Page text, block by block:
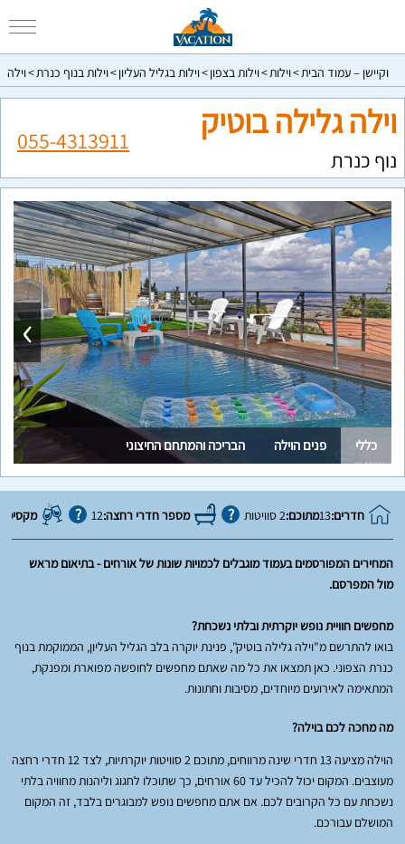
וקיישן – עמוד הבית וילות וילות בצפון וילות בגליל העליון וילות בנוף כנרת וילה
וילה גלילה בוטיק
נוף כנרת
055-4313911
›
כללי פנים הוילה הבריכה והמתחם החיצוני
חדרים:13מתוכם:2 סוויטות מספר חדרי רחצה:12
המחירים המפורסמים בעמוד מוגבלים לכמויות שונות של אורחים - בתיאום מראש
מול המפרסם.
מחפשים חוויית נופש יוקרתית ובלתי נשכחת?
בואו להתרשם מ"וילה גלילה בוטיק", פנינת יוקרה בלב הגליל העליון, הממוקמת בנוף
כנרת הצפוני. כאן תמצאו את כל מה שאתם מחפשים לחופשה מפוארת ומפנקת,
המתאימה לאירועים מיוחדים, מסיבות וחתונות.
מה מחכה לכם בוילה?
הוילה מציעה 13 חדרי שינה מרווחים, מתוכם 2 סוויטות יוקרתיות, לצד 12 חדרי רחצה
מעוצבים. המקום יכול להכיל עד 60 אורחים, כך שתוכלו לחגוג וליהנות מחוויה בלתי
נשכחת עם כל הקרובים לכם. אם אתם מחפשים נופש למבוגרים בלבד, זה המקום
המושלם עבורכם.